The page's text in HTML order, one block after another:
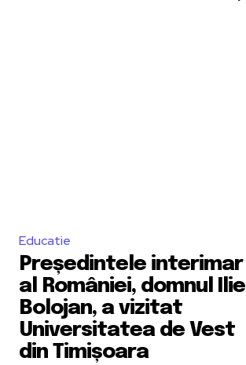
Educatie
Președintele interimar
al României, domnul Ilie
Bolojan, a vizitat
Universitatea de Vest
din Timișoara